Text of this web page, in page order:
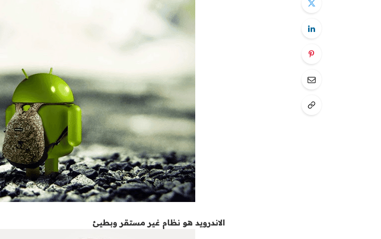
الاندرويد هو نظام غير مستقر وبطيئ